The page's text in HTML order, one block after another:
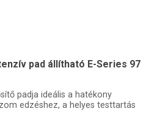
pad állítható E-Series 97
padja ideális a hatékony
edzéshez, a helyes testtartás